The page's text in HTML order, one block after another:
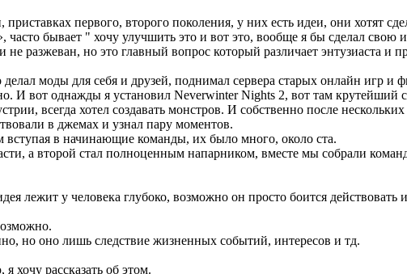
первого, второго поколения, у них есть идеи, они хотят
бывает " хочу улучшить это и вот это, вообще я бы сделал свою
не разжеван, но это главный вопрос который различает энтузиаста и
моды для себя и друзей, поднимал сервера старых онлайн игр и
И вот однажды я установил Neverwinter Nights 2, вот там крутейший
всегда хотел создавать монстров. И собственно после
в джемах и узнал пару моментов.
вступая в начинающие команды, их было много, около ста.
а второй стал полноценным напарником, вместе мы собрали
лежит у человека глубоко, возможно он просто боится действовать
но оно лишь следствие жизненных событий, интересов и тд.
хочу рассказать об этом.